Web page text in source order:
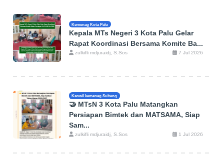
Kemenag Kota Palu
Kepala MTs Negeri 3 Kota Palu Gelar
Rapat Koordinasi Bersama Komite Ba...
zulkifli mdjuraidj, S.Sos 7 Jul 2026
Kanwil kemenag Sulteng
🤝 MTsN 3 Kota Palu Matangkan
Persiapan Bimtek dan MATSAMA, Siap
Sam...
zulkifli mdjuraidj, S.Sos 1 Jul 2026